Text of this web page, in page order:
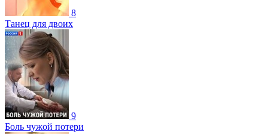
8
Танец для двоих
9
Боль чужой потери